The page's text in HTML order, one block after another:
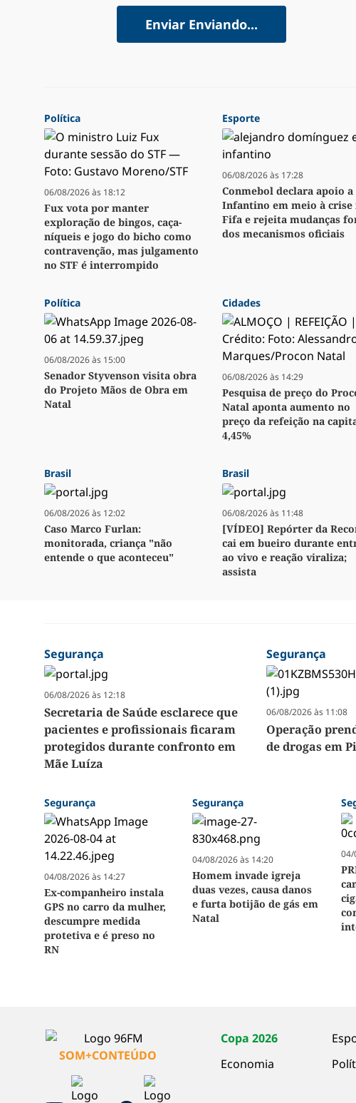
Enviar Enviando...
Política
06/08/2026 às 18:12
Fux vota por manter
exploração de bingos, caça-
níqueis e jogo do bicho como
contravenção, mas julgamento
no STF é interrompido
Esporte
06/08/2026 às 17:28
Conmebol declara apoio a
Infantino em meio à crise
Fifa e rejeita mudanças
dos mecanismos oficiais
Política
06/08/2026 às 15:00
Senador Styvenson visita obra
do Projeto Mãos de Obra em
Natal
Cidades
06/08/2026 às 14:29
Pesquisa de preço do
Natal aponta aumento no
preço da refeição na
4,45%
Brasil
06/08/2026 às 12:02
Caso Marco Furlan:
monitorada, criança "não
entende o que aconteceu"
Brasil
06/08/2026 às 11:48
[VÍDEO] Repórter da
cai em bueiro durante
ao vivo e reação viraliza;
assista
Segurança
06/08/2026 às 12:18
Secretaria de Saúde esclarece que
pacientes e profissionais ficaram
protegidos durante confronto em
Mãe Luíza
Segurança
06/08/2026 às 11:08
Operação
de drogas em
Segurança
04/08/2026 às 14:27
Ex-companheiro instala
GPS no carro da mulher,
descumpre medida
protetiva e é preso no
RN
Segurança
04/08/2026 às 14:20
Homem invade igreja
duas vezes, causa danos
e furta botijão de gás em
Natal
04/
SOM+CONTEÚDO
Copa 2026
Economia